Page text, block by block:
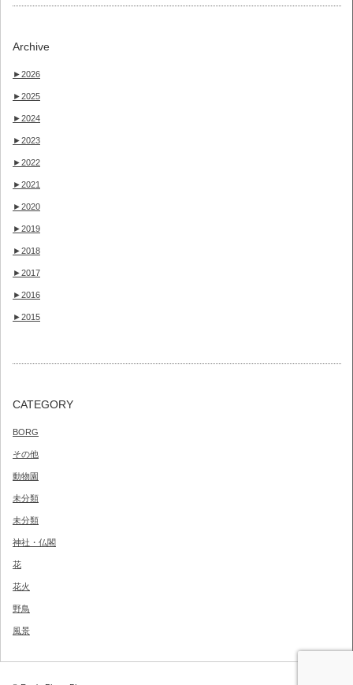
Archive
►2026
►2025
►2024
►2023
►2022
►2021
►2020
►2019
►2018
►2017
►2016
►2015
CATEGORY
BORG
その他
動物園
未分類
未分類
神社・仏閣
花
花火
野鳥
風景